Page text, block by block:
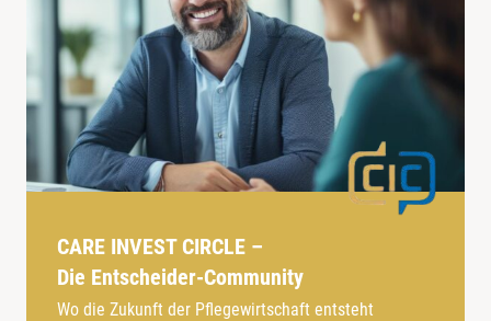
CARE INVEST CIRCLE –
Die Entscheider-Community
Wo die Zukunft der Pflegewirtschaft entsteht